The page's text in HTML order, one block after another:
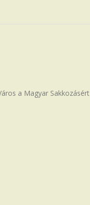
a Magyar Sakkozásért